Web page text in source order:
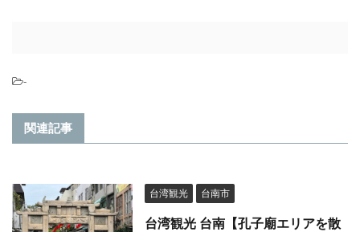
-
関連記事
台湾観光 台南市
台湾観光 台南【孔子廟エリアを散